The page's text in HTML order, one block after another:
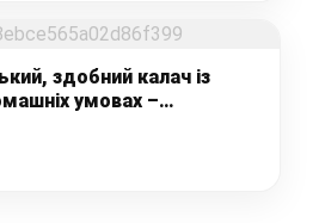
здобний калач із
умовах –
приготування з фото